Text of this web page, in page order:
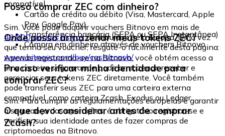
compatível.
Cartão de crédito ou débito (Visa, Mastercard, Apple
Pay, Google Pay)
Transferência bancária (SEPA ou SEPA Instantânea)
Compra em dinheiro através de vouchers Bitnovo
Posso comprar ZEC com dinheiro?
Sim. Você pode adquirir vouchers Bitnovo em mais de
40.000 pontos físicosdistribuídos pela Europa. Uma vez
que tenha seu voucher, resgate-o facilmente desta página:
www.bitnovo.com/buy/cash/zcash/
Onde posso armazenar meus tokens ZEC?
Apenas registrando-se na Bitnovo, você obtém acesso a
uma carteira segura onde pode armazenar, receber e
gerenciar seus tokens ZEC diretamente. Você também
pode transferir seus ZEC para uma carteira externa
compatível, como carteira Zcash, Exodus ou Ledger.
Preciso verificar minha identidade para
comprar ZEC?
Sim. Para cumprir as regulamentações europeias e garantir
a segurança das operações, é obrigatório registrar-se e
verificar sua identidade antes de fazer compras de
criptomoedas na Bitnovo.
O que devo considerar antes de comprar
Zcash?